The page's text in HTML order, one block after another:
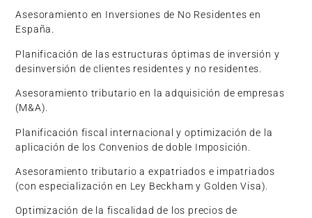
Asesoramiento en Inversiones de No Residentes en
España.
Planificación de las estructuras óptimas de inversión y
desinversión de clientes residentes y no residentes.
Asesoramiento tributario en la adquisición de empresas
(M&A).
Planificación fiscal internacional y optimización de la
aplicación de los Convenios de doble Imposición.
Asesoramiento tributario a expatriados e impatriados
(con especialización en Ley Beckham y Golden Visa).
Optimización de la fiscalidad de los precios de